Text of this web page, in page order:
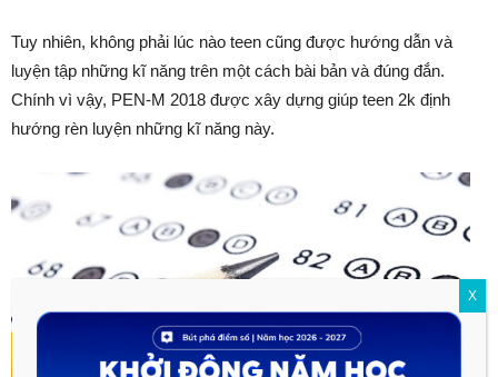
Tuy nhiên, không phải lúc nào teen cũng được hướng dẫn và
luyện tập những kĩ năng trên một cách bài bản và đúng đắn.
Chính vì vậy, PEN-M 2018 được xây dựng giúp teen 2k định
hướng rèn luyện những kĩ năng này.
X